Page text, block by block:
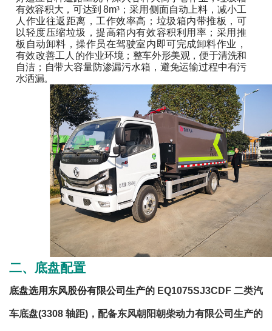
有效容积大，可达到 8m³；采用侧面自动上料，减小工
人作业往返距离，工作效率高；垃圾箱内带推板，可
以轻度压缩垃圾，提高箱内有效容积利用率；采用推
板自动卸料，操作员在驾驶室内即可完成卸料作业，
有效改善工人的作业环境；整车外形美观，便于清洗和
自洁；自带大容量防渗漏污水箱，避免运输过程中有污
水洒漏。
二、底盘配置
底盘选用东风股份有限公司生产的 EQ1075SJ3CDF 二类汽
车底盘(3308 轴距) ，配备东风朝阳朝柴动力有限公司生产的